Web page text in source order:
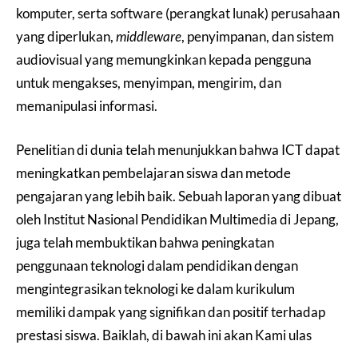
komputer, serta software (perangkat lunak) perusahaan
yang diperlukan,middleware, penyimpanan, dan sistem
audiovisual yang memungkinkan kepada pengguna
untuk mengakses, menyimpan, mengirim, dan
memanipulasi informasi.
Penelitian di dunia telah menunjukkan bahwa ICT dapat
meningkatkan pembelajaran siswa dan metode
pengajaran yang lebih baik. Sebuah laporan yang dibuat
oleh Institut Nasional Pendidikan Multimedia di Jepang,
juga telah membuktikan bahwa peningkatan
penggunaan teknologi dalam pendidikan dengan
mengintegrasikan teknologi ke dalam kurikulum
memiliki dampak yang signifikan dan positif terhadap
prestasi siswa. Baiklah, di bawah ini akan Kami ulas